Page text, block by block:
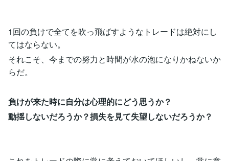
1回の負けで全てを吹っ飛ばすようなトレードは絶対にし
てはならない。
それこそ、今までの努力と時間が水の泡になりかねないか
らだ。
負けが来た時に自分は心理的にどう思うか？
動揺しないだろうか？損失を見て失望しないだろうか？